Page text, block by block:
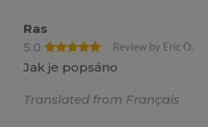
Ras
5.0
Review by Eric O.
Jak je popsáno
Translated from Français